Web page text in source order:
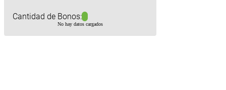
Cantidad de Bonos:
No hay datos cargados